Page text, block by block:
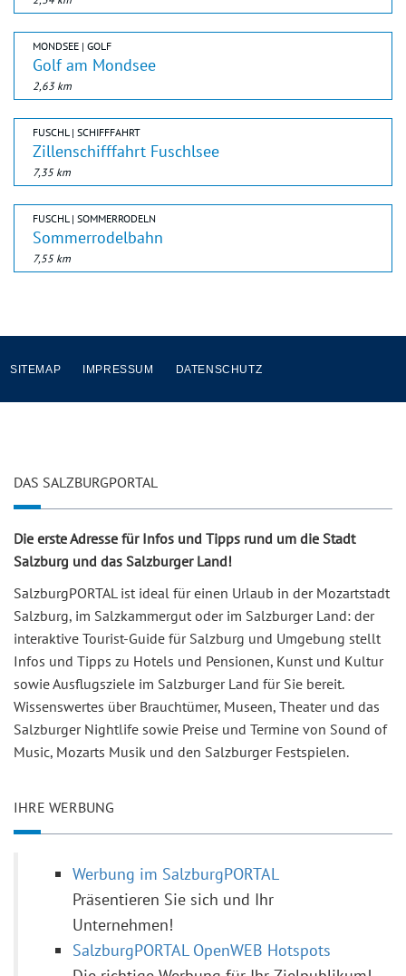
MONDSEE | GOLF
Golf am Mondsee
2,63 km
FUSCHL | SCHIFFFAHRT
Zillenschifffahrt Fuschlsee
7,35 km
FUSCHL | SOMMERRODELN
Sommerrodelbahn
7,55 km
SITEMAP IMPRESSUM DATENSCHUTZ
DAS SALZBURGPORTAL
Die erste Adresse für Infos und Tipps rund um die Stadt
Salzburg und das Salzburger Land!
SalzburgPORTAL ist ideal für einen Urlaub in der Mozartstadt
Salzburg, im Salzkammergut oder im Salzburger Land: der
interaktive Tourist-Guide für Salzburg und Umgebung stellt
Infos und Tipps zu Hotels und Pensionen, Kunst und Kultur
sowie Ausflugsziele im Salzburger Land für Sie bereit.
Wissenswertes über Brauchtümer, Museen, Theater und das
Salzburger Nightlife sowie Preise und Termine von Sound of
Music, Mozarts Musik und den Salzburger Festspielen.
IHRE WERBUNG
Werbung im SalzburgPORTAL
Präsentieren Sie sich und Ihr
Unternehmen!
SalzburgPORTAL OpenWEB Hotspots